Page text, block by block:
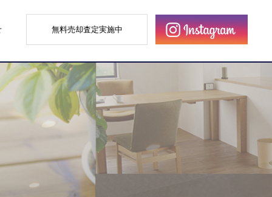
無料売却査定実施中